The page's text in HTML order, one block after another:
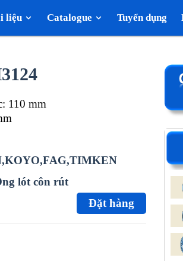
liệu Catalogue Tuyển dụng
110 mm
lót côn rút
Đặt hàng